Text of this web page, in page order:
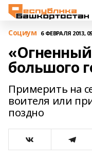
Cоциум 6 ФЕВРАЛЯ 2013,
«Огненный
большого
Примерить на
воителя или
поздно